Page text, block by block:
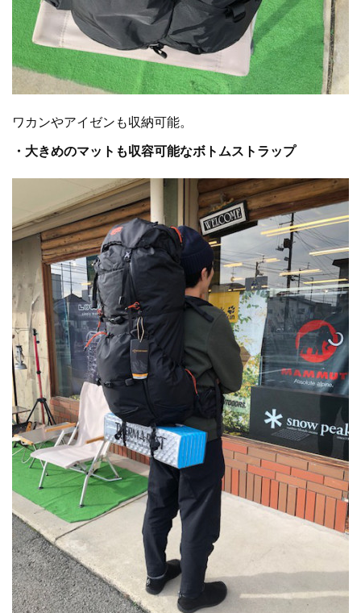
ワカンやアイゼンも収納可能。
・大きめのマットも収容可能なボトムストラップ